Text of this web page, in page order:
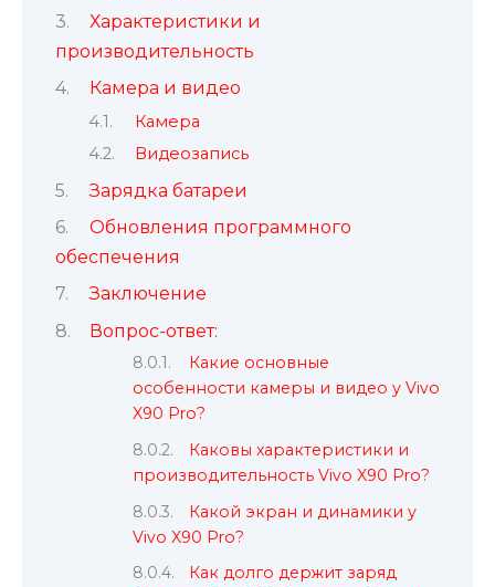
Характеристики и
производительность
Камера и видео
Камера
Видеозапись
Зарядка батареи
Обновления программного
обеспечения
Заключение
Вопрос-ответ:
Какие основные
особенности камеры и видео у Vivo
X90 Pro?
Каковы характеристики и
производительность Vivo X90 Pro?
Какой экран и динамики у
Vivo X90 Pro?
Как долго держит заряд